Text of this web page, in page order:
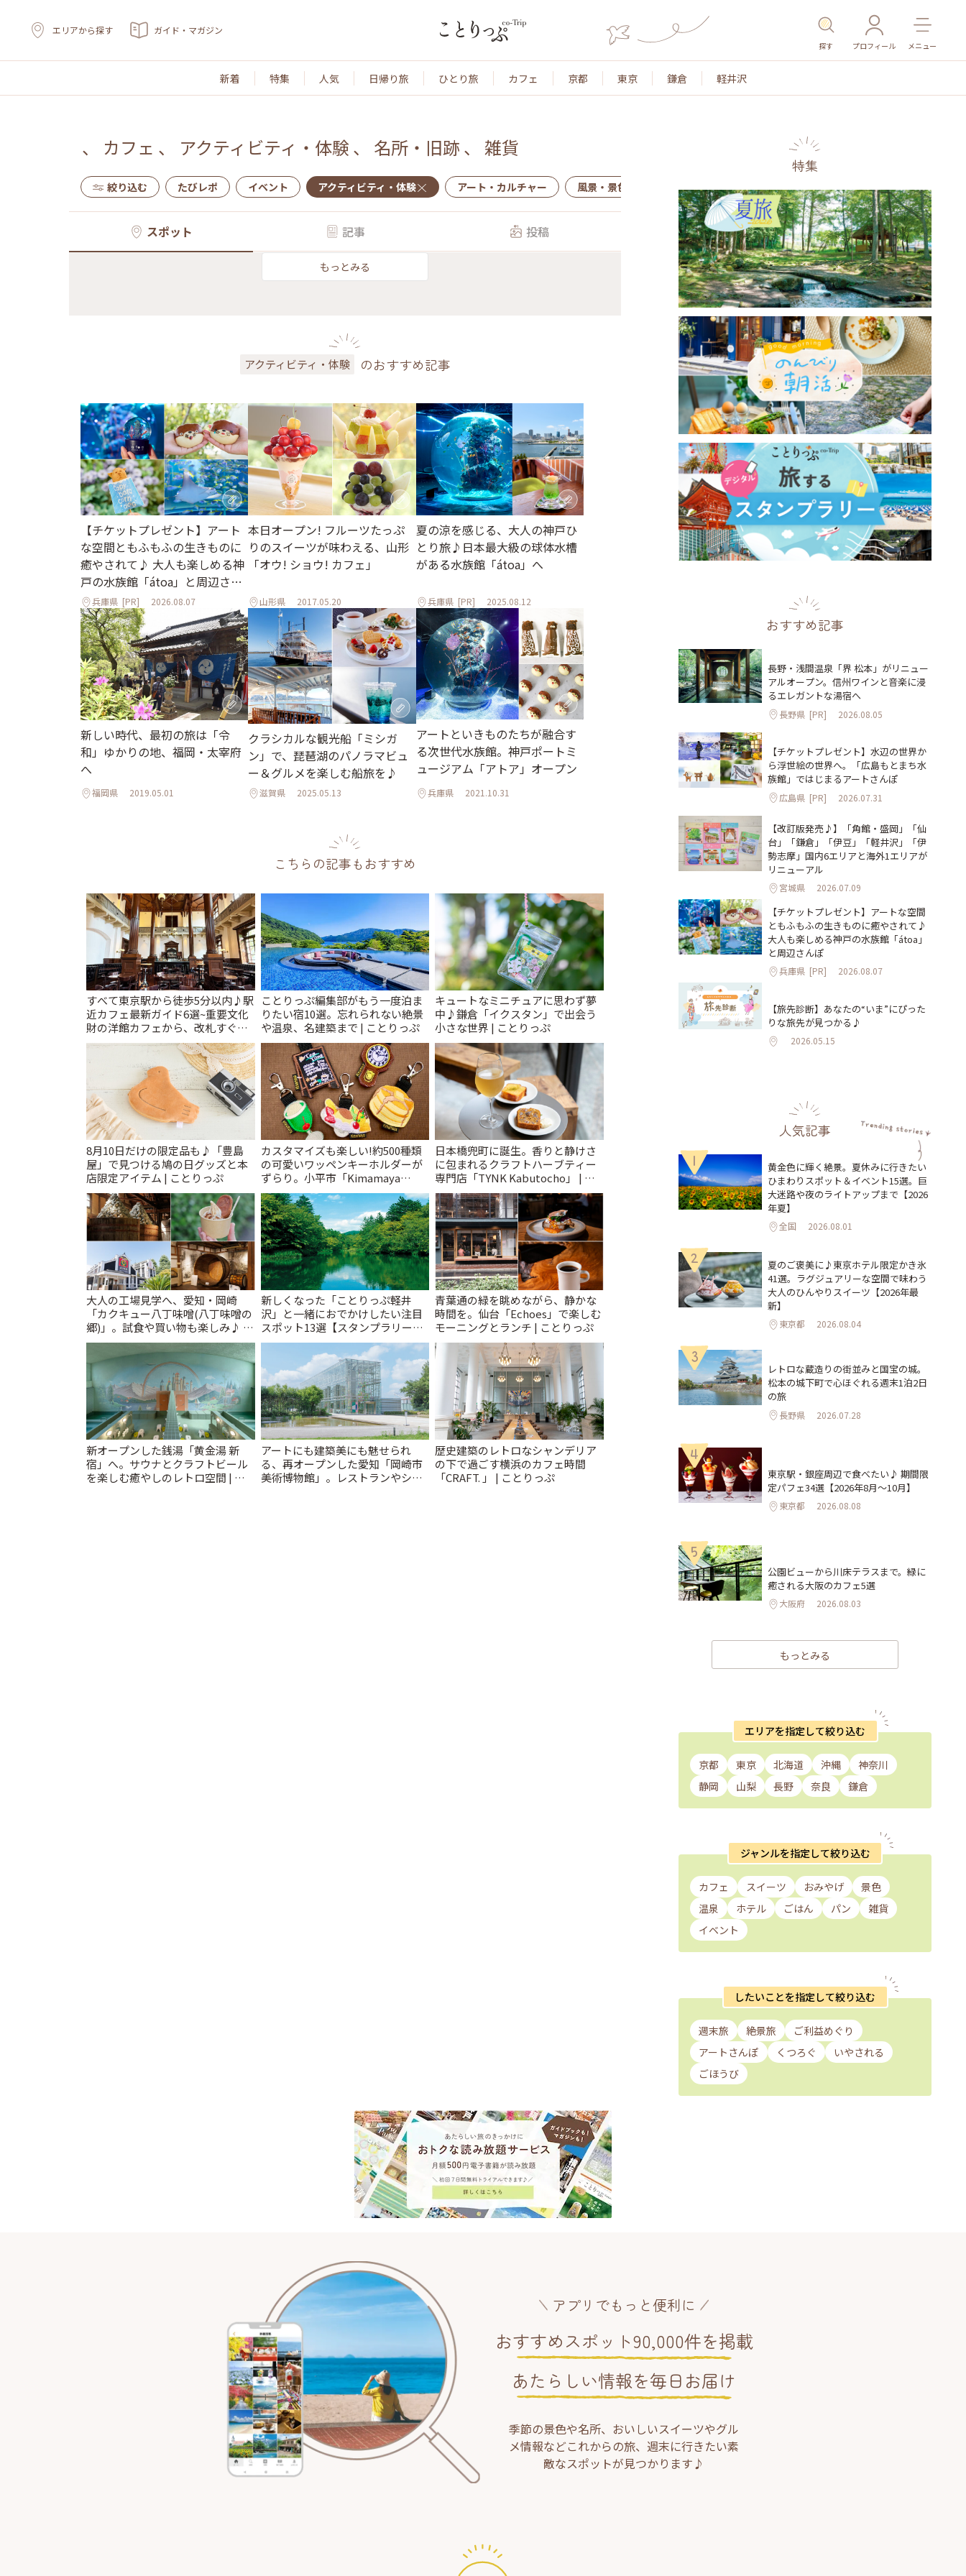
エリアから探す ガイド・マガジン
探す プロフィール メニュー
新着 特集 人気 日帰り旅 ひとり旅 カフェ 京都 東京 鎌倉 軽井沢
、 カフェ 、 アクティビティ・体験 、 名所・旧跡 、 雑貨
絞り込む たびレポ イベント アクティビティ・体験 アート・カルチャー 風景・景色 名所・旧跡 温泉・スパ その他施設 ごはん
スポット 記事 投稿
もっとみる
アクティビティ・体験 のおすすめ記事
【チケットプレゼント】アート
な空間ともふもふの生きものに
癒やされて♪ 大人も楽しめる神
戸の水族館「átoa」と周辺さん
ぽ兵庫県 [PR] 2026.08.07
本日オープン! フルーツたっぷ
りのスイーツが味わえる、山形
「オウ! ショウ! カフェ」
山形県 2017.05.20
夏の涼を感じる、大人の神戸ひ
とり旅♪日本最大級の球体水槽
がある水族館「átoa」へ
兵庫県[PR] 2025.08.12
新しい時代、最初の旅は「令
和」ゆかりの地、福岡・太宰府
へ
福岡県 2019.05.01
クラシカルな観光船「ミシガ
ン」で、琵琶湖のパノラマビュ
ー＆グルメを楽しむ船旅を♪
滋賀県 2025.05.13
アートといきものたちが融合す
る次世代水族館。神戸ポートミ
ュージアム「アトア」オープン
兵庫県 2021.10.31
こちらの記事もおすすめ
すべて東京駅から徒歩5分以内♪駅
近カフェ最新ガイド6選~重要文化
財の洋館カフェから、改札すぐの
レトロ喫茶まで~ | ことりっぷ
ことりっぷ編集部がもう一度泊ま
りたい宿10選。忘れられない絶景
や温泉、名建築まで | ことりっぷ
キュートなミニチュアに思わず夢
中♪鎌倉「イクスタン」で出会う
小さな世界 | ことりっぷ
8月10日だけの限定品も♪「豊島
屋」で見つける鳩の日グッズと本
店限定アイテム | ことりっぷ
カスタマイズも楽しい!約500種類
の可愛いワッペンキーホルダーが
ずらり。小平市「Kimamaya
T&K」 | ことりっぷ
日本橋兜町に誕生。香りと静けさ
に包まれるクラフトハーブティー
専門店「TYNK Kabutocho」 | こ
とりっぷ
大人の工場見学へ、愛知・岡崎
「カクキュー八丁味噌(八丁味噌の
郷)」。試食や買い物も楽しみ♪ |
ことりっぷ
新しくなった「ことりっぷ軽井
沢」と一緒におでかけしたい注目
スポット13選【スタンプラリー開
催中】 | ことりっぷ
青葉通の緑を眺めながら、静かな
時間を。仙台「Echoes」で楽しむ
モーニングとランチ | ことりっぷ
新オープンした銭湯「黄金湯 新
宿」へ。サウナとクラフトビール
を楽しむ癒やしのレトロ空間 | こ
アートにも建築美にも魅せられ
る、再オープンした愛知「岡崎市
美術博物館」。レストランやショ
歴史建築のレトロなシャンデリア
の下で過ごす横浜のカフェ時間
「CRAFT. 」 | ことりっぷ
特集
おすすめ記事
長野・浅間温泉「界 松本」がリニュー
アルオープン。信州ワインと音楽に浸
るエレガントな湯宿へ
長野県 [PR] 2026.08.05
【チケットプレゼント】水辺の世界か
ら浮世絵の世界へ。「広島もとまち水
族館」ではじまるアートさんぽ
広島県 [PR] 2026.07.31
【改訂版発売♪】「角館・盛岡」「仙
台」「鎌倉」「伊豆」「軽井沢」「伊
勢志摩」国内6エリアと海外1エリアが
リニューアル
宮城県 2026.07.09
【チケットプレゼント】アートな空間
ともふもふの生きものに癒やされて♪
大人も楽しめる神戸の水族館「átoa」
と周辺さんぽ
兵庫県 [PR] 2026.08.07
【旅先診断】あなたの“いま”にぴった
りな旅先が見つかる♪
2026.05.15
人気記事
1
黄金色に輝く絶景。夏休みに行きたい
ひまわりスポット＆イベント15選。巨
大迷路や夜のライトアップまで【2026
年夏】
全国 2026.08.01
2
夏のご褒美に♪東京ホテル限定かき氷
41選。ラグジュアリーな空間で味わう
大人のひんやりスイーツ【2026年最
新】
東京都 2026.08.04
3
レトロな蔵造りの街並みと国宝の城。
松本の城下町で心ほぐれる週末1泊2日
の旅
長野県 2026.07.28
4
東京駅・銀座周辺で食べたい♪ 期間限
定パフェ34選【2026年8月～10月】
東京都 2026.08.08
5
公園ビューから川床テラスまで。緑に
癒される大阪のカフェ5選
大阪府 2026.08.03
もっとみる
エリアを指定して絞り込む
京都 東京 北海道 沖縄
神奈川
静岡
山梨 長野 奈良 鎌倉
ジャンルを指定して絞り込む
カフェ スイーツ おみやげ
景色
温泉
ホテル ごはん パン
雑貨
イベント
したいことを指定して絞り込む
週末旅 絶景旅
ご利益めぐり
アートさんぽ
くつろぐ
いやされる
ごほうび
アプリでもっと便利に
おすすめスポット90,000件を掲載
あたらしい情報を毎日お届け
季節の景色や名所、おいしいスイーツやグル
メ情報などこれからの旅、週末に行きたい素
敵なスポットが見つかります♪